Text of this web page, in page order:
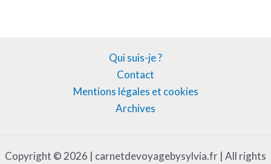
Qui suis-je ?
Contact
Mentions légales et cookies
Archives
Copyright © 2026 | carnetdevoyagebysylvia.fr | All rights